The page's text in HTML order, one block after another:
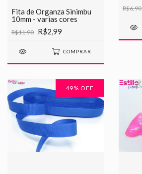
Fita de Organza Sinimbu
10mm - varias cores
R$11,90 R$2,99
COMPRAR
R$6,90
49% OFF